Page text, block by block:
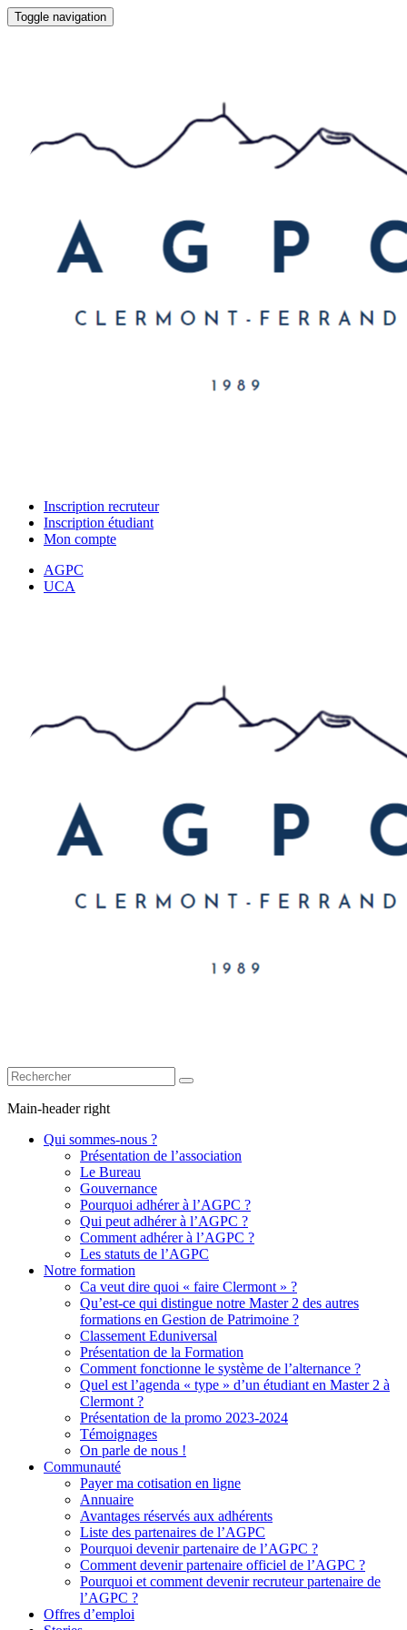
Toggle navigation
Inscription recruteur
Inscription étudiant
Mon compte
AGPC
UCA
Main-header right
Qui sommes-nous ?
Présentation de l’association
Le Bureau
Gouvernance
Pourquoi adhérer à l’AGPC ?
Qui peut adhérer à l’AGPC ?
Comment adhérer à l’AGPC ?
Les statuts de l’AGPC
Notre formation
Ca veut dire quoi « faire Clermont » ?
Qu’est-ce qui distingue notre Master 2 des autres
formations en Gestion de Patrimoine ?
Classement Eduniversal
Présentation de la Formation
Comment fonctionne le système de l’alternance ?
Quel est l’agenda « type » d’un étudiant en Master 2 à
Clermont ?
Présentation de la promo 2023-2024
Témoignages
On parle de nous !
Communauté
Payer ma cotisation en ligne
Annuaire
Avantages réservés aux adhérents
Liste des partenaires de l’AGPC
Pourquoi devenir partenaire de l’AGPC ?
Comment devenir partenaire officiel de l’AGPC ?
Pourquoi et comment devenir recruteur partenaire de
l’AGPC ?
Offres d’emploi